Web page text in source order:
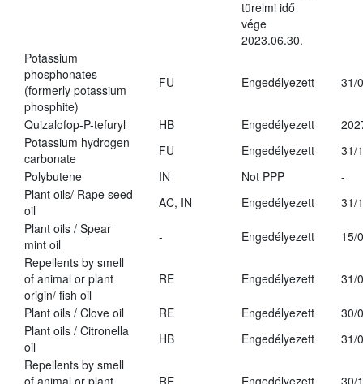
türelmi idő
vége
2023.06.30.
Potassium
phosphonates
(formerly potassium
phosphite)
FU Engedélyezett 31/
Quizalofop-P-tefuryl HB Engedélyezett
Potassium hydrogen
carbonate
FU Engedélyezett
31/
Polybutene
IN Not PPP
-
Plant oils/ Rape seed
oil
AC, IN Engedélyezett
31/
Plant oils / Spear
mint oil
- Engedélyezett
15/
Repellents by smell
of animal or plant
origin/ fish oil
RE Engedélyezett 31/
Plant oils / Clove oil RE Engedélyezett
30/
Plant oils / Citronella
oil
HB Engedélyezett
31/
Repellents by smell